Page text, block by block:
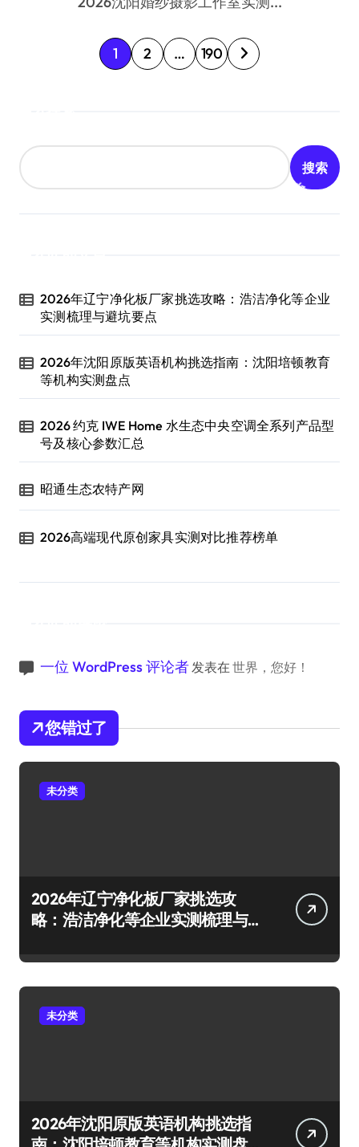
文
页
1 2 … 190
搜索
2026年辽宁净化板厂家挑选攻略：浩洁净化等企业
实测梳理与避坑要点
2026年沈阳原版英语机构挑选指南：沈阳培顿教育
等机构实测盘点
2026 约克 IWE Home 水生态中央空调全系列产品型
号及核心参数汇总
昭通生态农特产网
2026高端现代原创家具实测对比推荐榜单
一位 WordPress 评论者发表在 世界，您好！
您错过了
未分类
2026年辽宁净化板厂家挑选攻
略：浩洁净化等企业实测梳理与
未分类
2026年沈阳原版英语机构挑选指